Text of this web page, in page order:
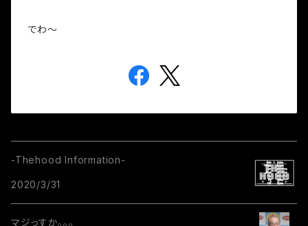
でわ～
-Thehood Information-
2020/3/31
マジっすか。。。